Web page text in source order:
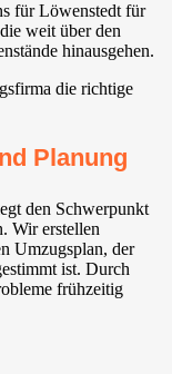
für Löwenstedt für
weit über den
hinausgehen.
die richtige
Planung
den Schwerpunkt
Wir erstellen
Umzugsplan, der
ist. Durch
frühzeitig